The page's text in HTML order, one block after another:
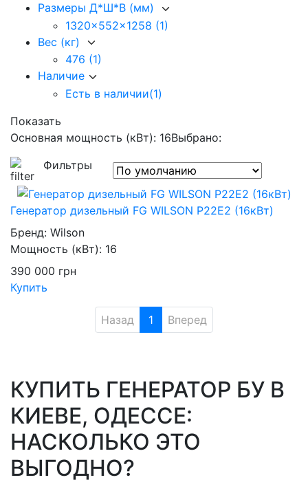
Размеры Д*Ш*В (мм)
1320x552x1258 (1)
Вес (кг)
476 (1)
Наличие
Есть в наличии(1)
Показать
Основная мощность (кВт): 16Выбрано:
Фильтры
Генератор дизельный FG WILSON P22E2 (16кВт)
Бренд: Wilson
Мощность (кВт): 16
390 000 грн
Купить
Назад 1 Вперед
КУПИТЬ ГЕНЕРАТОР БУ В
КИЕВЕ, ОДЕССЕ:
НАСКОЛЬКО ЭТО
ВЫГОДНО?